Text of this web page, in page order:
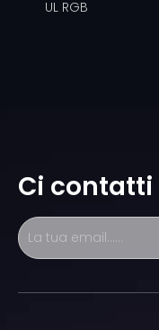
UL RGB
Ci contatti